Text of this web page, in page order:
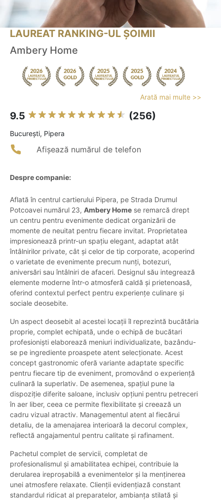
LAUREAT RANKING-UL ȘOIMII
Ambery Home
Arată mai multe >>
9.5 (256)
Bucureşti, Pipera
Afișează numărul de telefon
Despre companie:
Aflată în centrul cartierului Pipera, pe Strada Drumul
Potcoavei numărul 23, Ambery Home se remarcă drept
un centru pentru evenimente dedicat organizării de
momente de neuitat pentru fiecare invitat. Proprietatea
impresionează printr-un spațiu elegant, adaptat atât
întâlnirilor private, cât și celor de tip corporate, acoperind
o varietate de evenimente precum nunți, botezuri,
aniversări sau întâlniri de afaceri. Designul său integrează
elemente moderne într-o atmosferă caldă și prietenoasă,
oferind contextul perfect pentru experiențe culinare și
sociale deosebite.
Un aspect deosebit al acestei locații îl reprezintă bucătăria
proprie, complet echipată, unde o echipă de bucătari
profesioniști elaborează meniuri individualizate, bazându-
se pe ingrediente proaspete atent selecționate. Acest
concept gastronomic oferă variante adaptate specific
pentru fiecare tip de eveniment, promovând o experiență
culinară la superlativ. De asemenea, spațiul pune la
dispoziție diferite saloane, inclusiv opțiuni pentru petreceri
în aer liber, ceea ce permite flexibilitate și creează un
cadru vizual atractiv. Managementul atent al fiecărui
detaliu, de la amenajarea interioară la decorul complex,
reflectă angajamentul pentru calitate și rafinament.
Pachetul complet de servicii, completat de
profesionalismul și amabilitatea echipei, contribuie la
derularea ireproșabilă a evenimentelor și la menținerea
unei atmosfere relaxate. Clienții evidențiază constant
standardul ridicat al preparatelor, ambianța stilată și